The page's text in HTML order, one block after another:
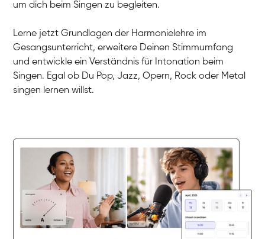
Gesang / Vocal
Gesang / Vocal
Gesang / Vocal
Gesang / Vocal
um dich beim Singen zu begleiten.
Lerne jetzt Grundlagen der Harmonielehre im
Gesangsunterricht, erweitere Deinen Stimmumfang
und entwickle ein Verständnis für Intonation beim
Singen. Egal ob Du Pop, Jazz, Opern, Rock oder Metal
singen lernen willst.